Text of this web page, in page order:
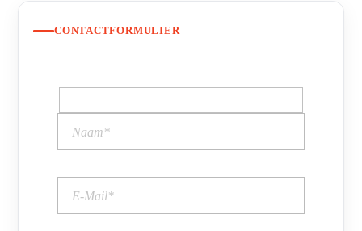
CONTACTFORMULIER